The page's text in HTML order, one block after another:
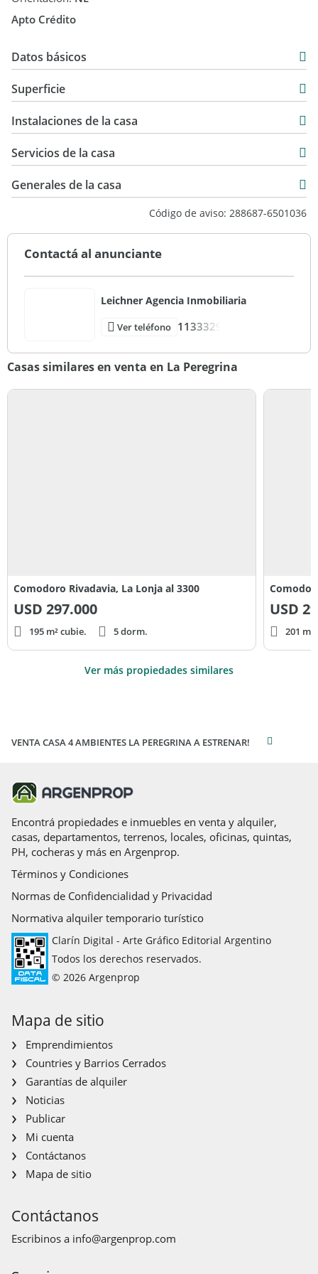
Parque, Vivienda multifamiliar
Apto Crédito
Datos básicos
Venta
USD 288.000
Superficie
630 m2
843 m2
Instalaciones de la casa
Servicios de la casa
Generales de la casa
Código de aviso: 288687-6501036
Contactá al anunciante
Leichner Agencia Inmobiliaria
Ver teléfono 1133329
Casas similares en venta en La Peregrina
Comodoro Rivadavia, La Lonja al 3300
USD 297.000
195 m² cubie. 5 dorm.
USD
201
Ver más propiedades similares
VENTA CASA 4 AMBIENTES LA PEREGRINA A ESTRENAR!
Encontrá propiedades e inmuebles en venta y alquiler,
casas, departamentos, terrenos, locales, oficinas, quintas,
PH, cocheras y más en Argenprop.
Términos y Condiciones
Normas de Confidencialidad y Privacidad
Normativa alquiler temporario turístico
Clarín Digital - Arte Gráfico Editorial Argentino
Todos los derechos reservados.
© 2026 Argenprop
Mapa de sitio
Emprendimientos
Countries y Barrios Cerrados
Garantías de alquiler
Noticias
Publicar
Mi cuenta
Contáctanos
Mapa de sitio
Contáctanos
Escribinos a info@argenprop.com